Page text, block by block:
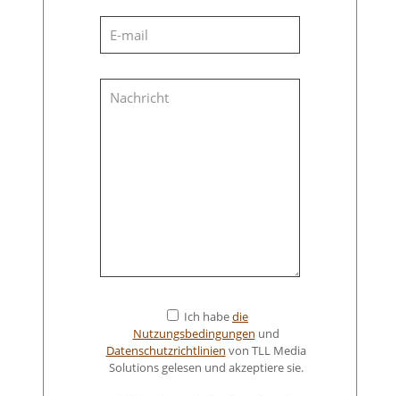
Ich habedie
Nutzungsbedingungen und
Datenschutzrichtlinien von TLL Media
Solutions gelesen und akzeptiere sie.